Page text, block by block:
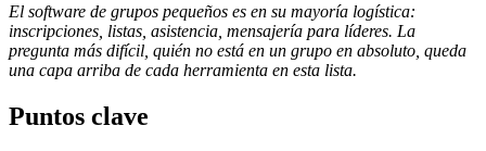
El software de grupos pequeños es en su mayoría logística:
inscripciones, listas, asistencia, mensajería para líderes. La
pregunta más difícil, quién no está en un grupo en absoluto, queda
una capa arriba de cada herramienta en esta lista.
Puntos clave